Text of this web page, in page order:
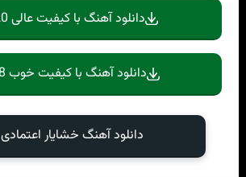
دانلود آهنگ با کیفیت عالی 320
دانلود آهنگ با کیفیت خوب 128
دانلود آهنگ خشایار اعتمادی